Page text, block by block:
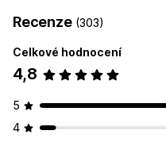
Recenze (303)
Celkové hodnocení
4,8
5
4